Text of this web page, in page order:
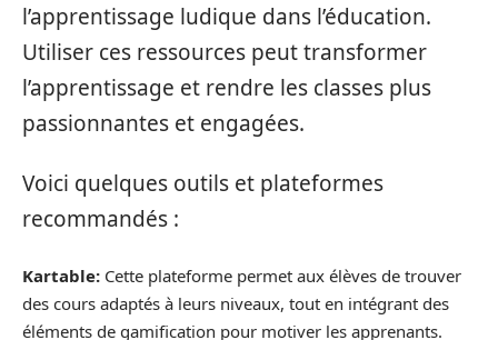
l’apprentissage ludique dans l’éducation.
Utiliser ces ressources peut transformer
l’apprentissage et rendre les classes plus
passionnantes et engagées.
Voici quelques outils et plateformes
recommandés :
Kartable: Cette plateforme permet aux élèves de trouver
des cours adaptés à leurs niveaux, tout en intégrant des
éléments de gamification pour motiver les apprenants.